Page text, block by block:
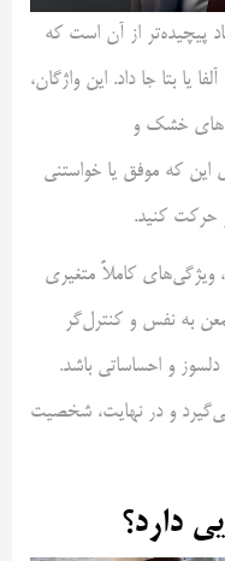
پیچیده‌تر از آن است که
یا بتا جا داد. این واژگان،
خشک و
این که موفق یا خواستنی
حرکت کنید.
ویژگی‌های کاملاً متغیری
به ‌نفس و کنترل‌گر
و احساساتی باشد.
می‌گیرد و در نهایت، شخصیت
دارد؟